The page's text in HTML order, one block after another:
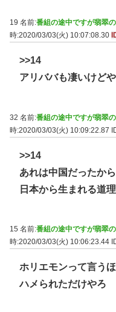
19 名前:番組の途中ですが翡翠
時:2020/03/03(火) 10:07:08.30
>>14
アリババも凄いけど
32 名前:番組の途中ですが翡翠
時:2020/03/03(火) 10:09:22.87
>>14
あれは中国だったか
日本から生まれる道
15 名前:番組の途中ですが翡翠
時:2020/03/03(火) 10:06:23.44
ホリエモンって言う
ハメられただけやろ